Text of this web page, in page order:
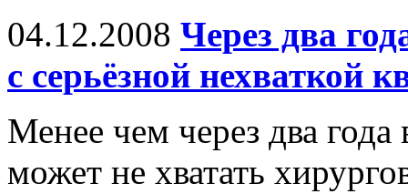
04.12.2008 Через два
с серьёзной нехваткой
Менее чем через два
может не хватать